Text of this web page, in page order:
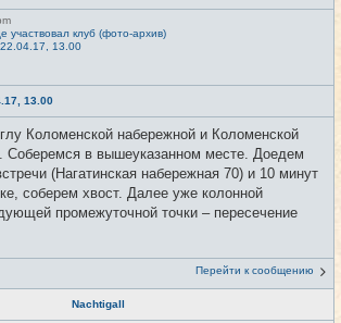
участвовал клуб (фото-архив)
13.00
13.00
Коломенской набережной и Коломенской
в вышеуказанном месте. Доедем
(Нагатинская набережная 70) и 10 минут
соберем хвост. Далее уже колонной
промежуточной точки – пересечение
Перейти к сообщению
Nachtigall